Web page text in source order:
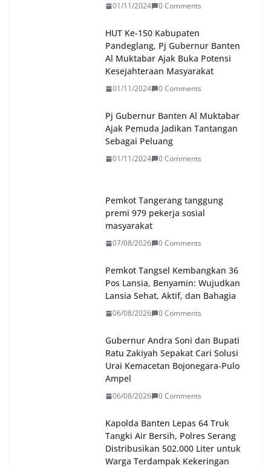
01/11/2024 0 Comments
HUT Ke-150 Kabupaten
Pandeglang, Pj Gubernur Banten
Al Muktabar Ajak Buka Potensi
Kesejahteraan Masyarakat
01/11/2024 0 Comments
Pj Gubernur Banten Al Muktabar
Ajak Pemuda Jadikan Tantangan
Sebagai Peluang
01/11/2024 0 Comments
Pemkot Tangerang tanggung
premi 979 pekerja sosial
masyarakat
07/08/2026 0 Comments
Pemkot Tangsel Kembangkan 36
Pos Lansia, Benyamin: Wujudkan
Lansia Sehat, Aktif, dan Bahagia
06/08/2026 0 Comments
Gubernur Andra Soni dan Bupati
Ratu Zakiyah Sepakat Cari Solusi
Urai Kemacetan Bojonegara-Pulo
Ampel
06/08/2026 0 Comments
Kapolda Banten Lepas 64 Truk
Tangki Air Bersih, Polres Serang
Distribusikan 502.000 Liter untuk
Warga Terdampak Kekeringan